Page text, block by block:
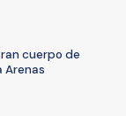
cuerpo de
Arenas